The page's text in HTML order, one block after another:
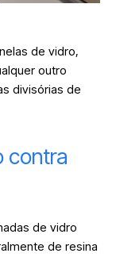
de vidro,
outro
divisórias de
contra
de vidro
de resina